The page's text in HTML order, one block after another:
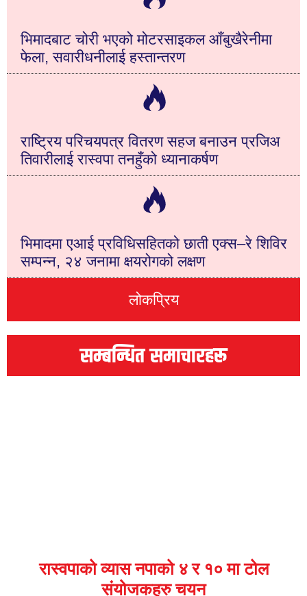
लोकप्रिय
भिमादबाट चोरी भएको मोटरसाइकल आँबुखैरेनीमा
फेला, सवारीधनीलाई हस्तान्तरण
राष्ट्रिय परिचयपत्र वितरण सहज बनाउन प्रजिअ
तिवारीलाई रास्वपा तनहुँको ध्यानाकर्षण
भिमादमा एआई प्रविधिसहितको छाती एक्स–रे शिविर
सम्पन्न, २४ जनामा क्षयरोगको लक्षण
सम्बन्धित समाचारहरू
रास्वपाको व्यास नपाको ४ र १० मा टोल
संयोजकहरु चयन